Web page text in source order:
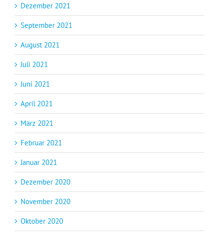
Dezember 2021
September 2021
August 2021
Juli 2021
Juni 2021
April 2021
März 2021
Februar 2021
Januar 2021
Dezember 2020
November 2020
Oktober 2020